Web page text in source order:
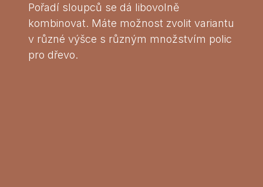
Pořadí sloupců se dá libovolně
kombinovat. Máte možnost zvolit variantu
v různé výšce s různým množstvím polic
pro dřevo.